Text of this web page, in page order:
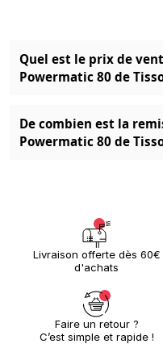
Quel est le prix de
Powermatic 80 de
De combien est la
Powermatic 80 de
Livraison offerte dès 60€
d'achats
Faire un retour ?
C’est simple et rapide !